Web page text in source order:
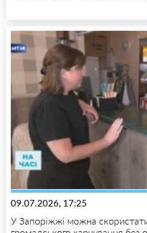
09.07.2026, 17:25
У Запоріжжі можна